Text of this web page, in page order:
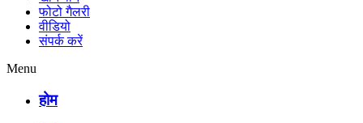
फोटो गैलरी
वीडियो
संपर्क करें
Menu
होम